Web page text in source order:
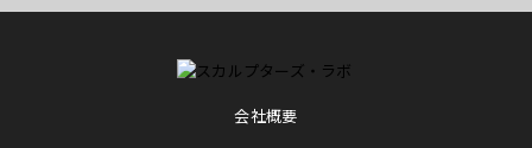
会社概要